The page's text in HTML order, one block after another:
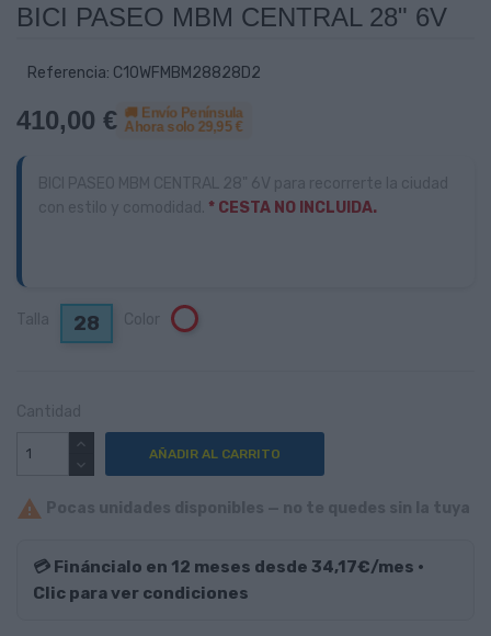
BICI PASEO MBM CENTRAL 28" 6V
Referencia: C10WFMBM28828D2
410,00 € 🚚 Envío Península
Ahora solo 29,95 €
* CESTA NO INCLUIDA.
28 Blanco
AÑADIR AL CARRITO

💳 Fináncialo en 12 meses desde 34,17€/mes ·
Clic para ver condiciones